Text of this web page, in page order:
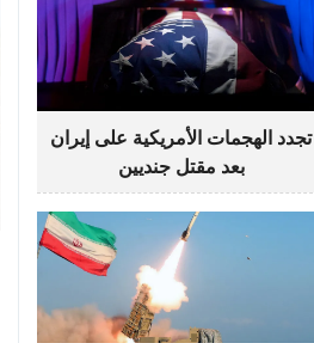
تجدد الهجمات الأمريكية على إيران
بعد مقتل جنديين